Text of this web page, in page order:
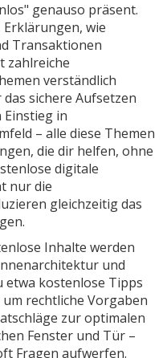
genauso präsent.
Erklärungen, wie
Transaktionen
zahlreiche
verständlich
sichere Aufsetzen
Einstieg in
– alle diese Themen
die dir helfen, ohne
digitale
nur die
gleichzeitig das
Inhalte werden
und
etwa kostenlose Tipps
rechtliche Vorgaben
zur optimalen
Fenster und Tür –
Fragen aufwerfen.